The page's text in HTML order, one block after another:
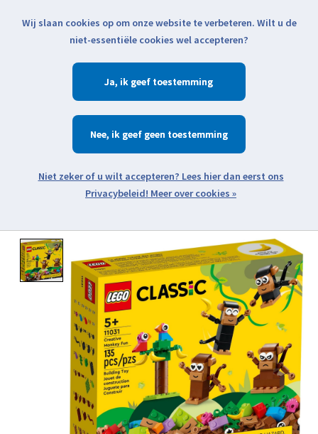
Klik voor actuele verzendinformatie...
Verlanglijst
Zoeken
Open webshop menu
Product image slideshow Items
Wij slaan cookies op om onze website te verbeteren. Wilt u de
niet-essentiële cookies wel accepteren?
Ja
Nee
Meer over cookies »